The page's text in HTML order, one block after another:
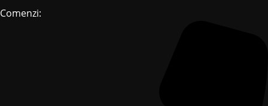
Comenzi: